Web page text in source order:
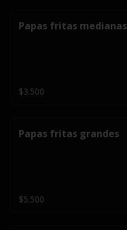
Papas fritas medianas
$3.500
Papas fritas grandes
$5.500